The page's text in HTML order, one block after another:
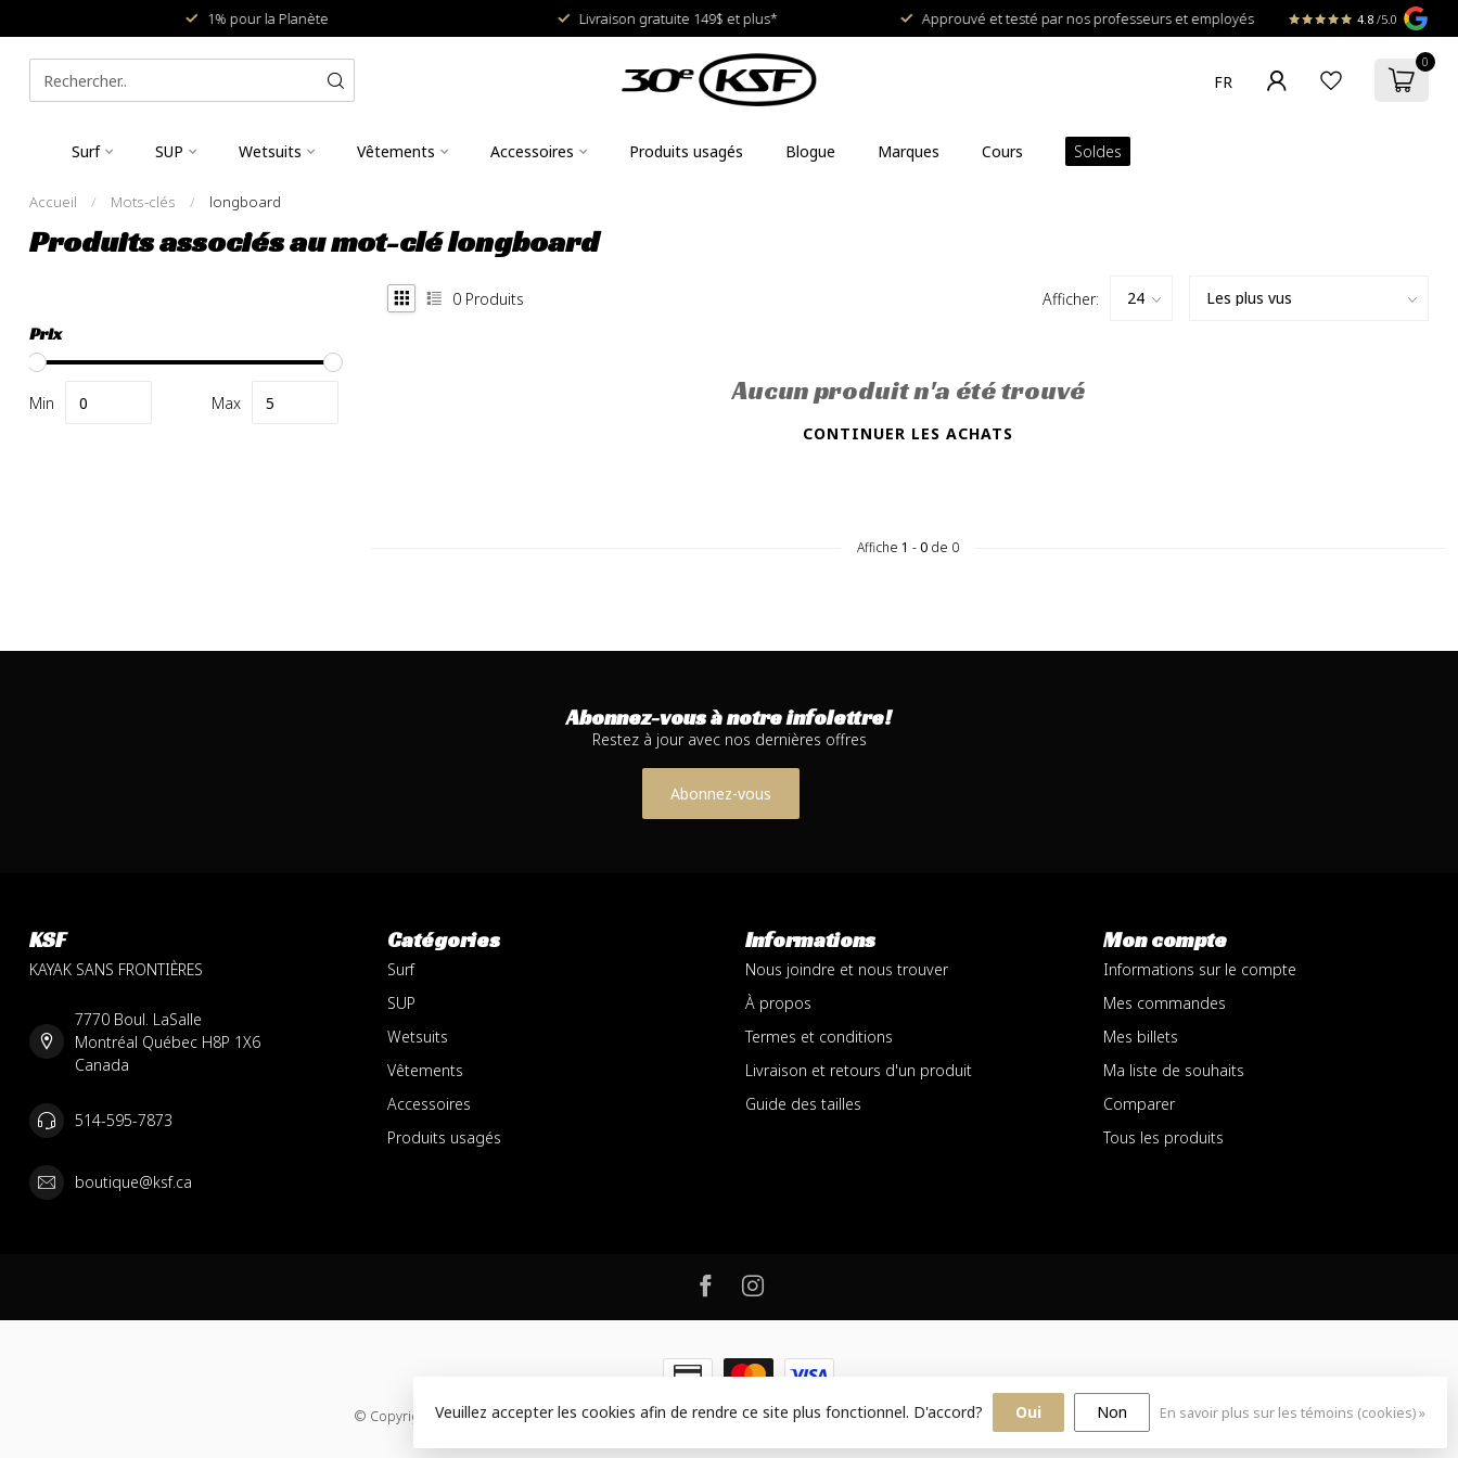
1% pour la Planète Livraison gratuite 149$ et plus* Approuvé et testé par nos professeurs et employés 4.8 /5.0
0
Surf SUP Wetsuits Vêtements Accessoires Produits usagés Blogue Marques Cours Soldes
Accueil / Mots-clés / longboard
Produits associés au mot-clé longboard
Prix
Min Max
0 Produits Afficher:
Aucun produit n'a été trouvé
CONTINUER LES ACHATS
Affiche 1 -0 de 0
Abonnez-vous à notre infolettre!
Restez à jour avec nos dernières offres
Abonnez-vous
KSF
KAYAK SANS FRONTIÈRES
7770 Boul. LaSalle
Montréal Québec H8P 1X6
Canada
514-595-7873
boutique@ksf.ca
Catégories
Surf
SUP
Wetsuits
Vêtements
Accessoires
Produits usagés
Informations
Nous joindre et nous trouver
À propos
Termes et conditions
Livraison et retours d'un produit
Guide des tailles
Mon compte
Informations sur le compte
Mes commandes
Mes billets
Ma liste de souhaits
Comparer
Tous les produits
© Copyright 2026 KSF - Designed by Mossy Consulting- Powered by Lightspeed-Lightspeed design byDyvelopment
Veuillez accepter les cookies afin de rendre ce site plus fonctionnel. D'accord? Oui Non En savoir plus sur les témoins (cookies) »